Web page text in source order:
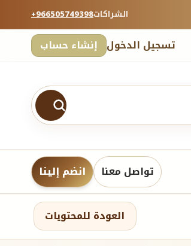
+966505749398الشراكات
تسجيل الدخول إنشاء حساب
تواصل معنا انضم إلينا
العودة للمحتويات